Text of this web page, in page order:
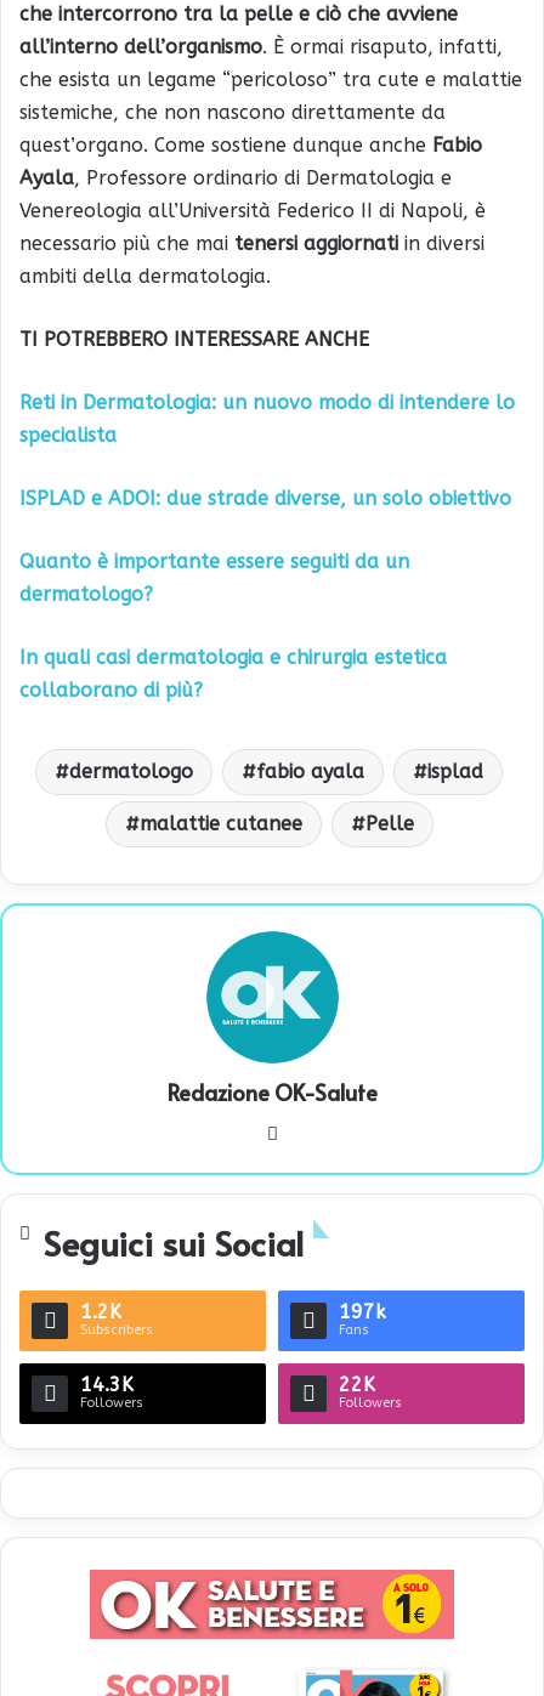
che intercorrono tra la pelle e ciò che avviene
all’interno dell’organismo. È ormai risaputo, infatti,
che esista un legame “pericoloso” tra cute e malattie
sistemiche, che non nascono direttamente da
quest’organo. Come sostiene dunque anche Fabio
Ayala, Professore ordinario di Dermatologia e
Venereologia all’Università Federico II di Napoli, è
necessario più che mai tenersi aggiornati in diversi
ambiti della dermatologia.
TI POTREBBERO INTERESSARE ANCHE
Reti in Dermatologia: un nuovo modo di intendere lo
specialista
ISPLAD e ADOI: due strade diverse, un solo obiettivo
Quanto è importante essere seguiti da un
dermatologo?
In quali casi dermatologia e chirurgia estetica
collaborano di più?
dermatologo fabio ayala isplad
malattie cutanee Pelle
Redazione OK-Salute
te
Seguici sui Social
1.2K
Subscribers
197k
Fans
14.3K
Followers
22K
Followers